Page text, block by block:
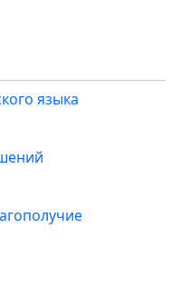
языка